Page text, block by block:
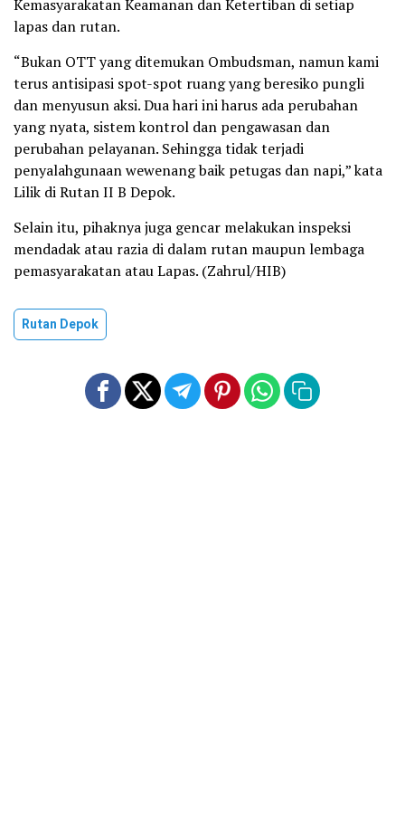
Kemasyarakatan Keamanan dan Ketertiban di setiap
lapas dan rutan.
“Bukan OTT yang ditemukan Ombudsman, namun kami
terus antisipasi spot-spot ruang yang beresiko pungli
dan menyusun aksi. Dua hari ini harus ada perubahan
yang nyata, sistem kontrol dan pengawasan dan
perubahan pelayanan. Sehingga tidak terjadi
penyalahgunaan wewenang baik petugas dan napi,” kata
Lilik di Rutan II B Depok.
Selain itu, pihaknya juga gencar melakukan inspeksi
mendadak atau razia di dalam rutan maupun lembaga
pemasyarakatan atau Lapas. (Zahrul/HIB)
Rutan Depok